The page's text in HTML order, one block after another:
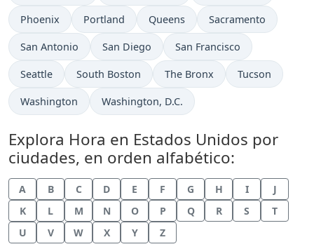
Hora actual en
Phoenix Hora actual en
Portland Hora actual en
Queens Hora actual en
Sacramento
Hora actual en
San Antonio Hora actual en
San Diego Hora actual en
San Francisco
Hora actual en
Seattle Hora actual en
South Boston Hora actual en
The Bronx Hora actual en
Tucson
Hora actual en
Washington Hora actual en
Washington, D.C.
Explora Hora en Estados Unidos por
ciudades, en orden alfabético:
A B C D E F G H I
J
K
L M N O P Q R S
T
U
V W X Y Z